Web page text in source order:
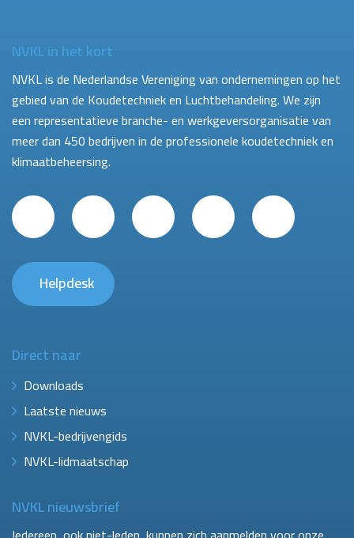
NVKL in het kort
NVKL is de Nederlandse Vereniging van ondernemingen op het
gebied van de Koudetechniek en Luchtbehandeling. We zijn
een representatieve branche- en werkgeversorganisatie van
meer dan 450 bedrijven in de professionele koudetechniek en
klimaatbeheersing.
Helpdesk
Direct naar
Downloads
Laatste nieuws
NVKL-bedrijvengids
NVKL-lidmaatschap
NVKL nieuwsbrief